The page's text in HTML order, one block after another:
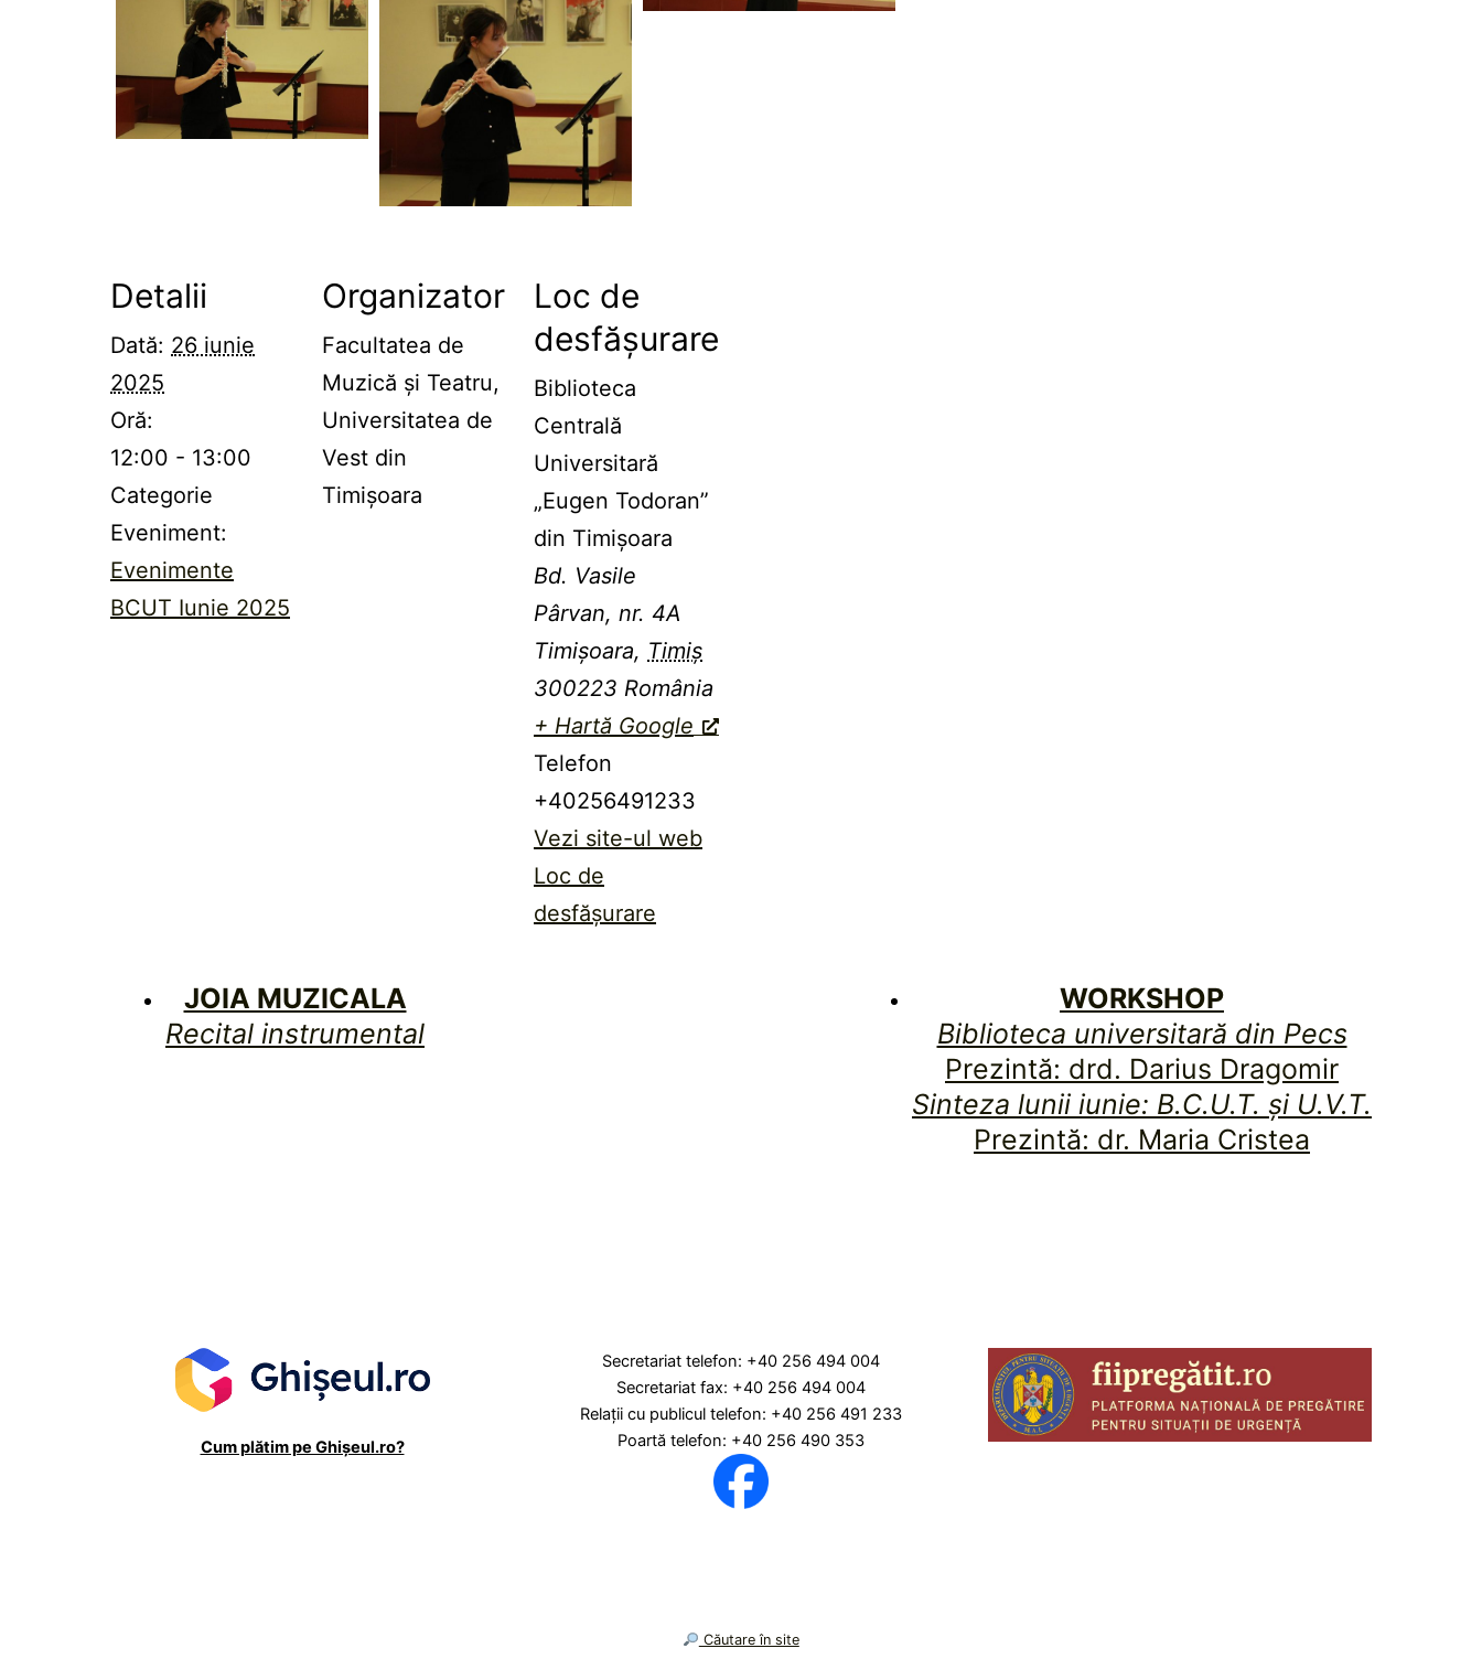
Detalii
Dată: 26 iunie
2025
Oră:
12:00 - 13:00
Categorie
Eveniment:
Evenimente
BCUT Iunie 2025
Organizator
Facultatea de
Muzică și Teatru,
Universitatea de
Vest din
Timișoara
Loc de
desfășurare
Biblioteca
Centrală
Universitară
„Eugen Todoran”
din Timişoara
Bd. Vasile
Pârvan, nr. 4A
Timișoara, Timiș
300223 România
+ Hartă Google
Telefon
+40256491233
Vezi site-ul web
Loc de
desfășurare
JOIA MUZICALA
Recital instrumental
WORKSHOP
Biblioteca universitară din Pecs
Prezintă: drd. Darius Dragomir
Sinteza lunii iunie: B.C.U.T. și U.V.T.
Prezintă: dr. Maria Cristea
Cum plătim pe Ghișeul.ro?
Secretariat telefon: +40 256 494 004
Secretariat fax: +40 256 494 004
Relaţii cu publicul telefon: +40 256 491 233
Poartă telefon: +40 256 490 353
︎ Căutare în site